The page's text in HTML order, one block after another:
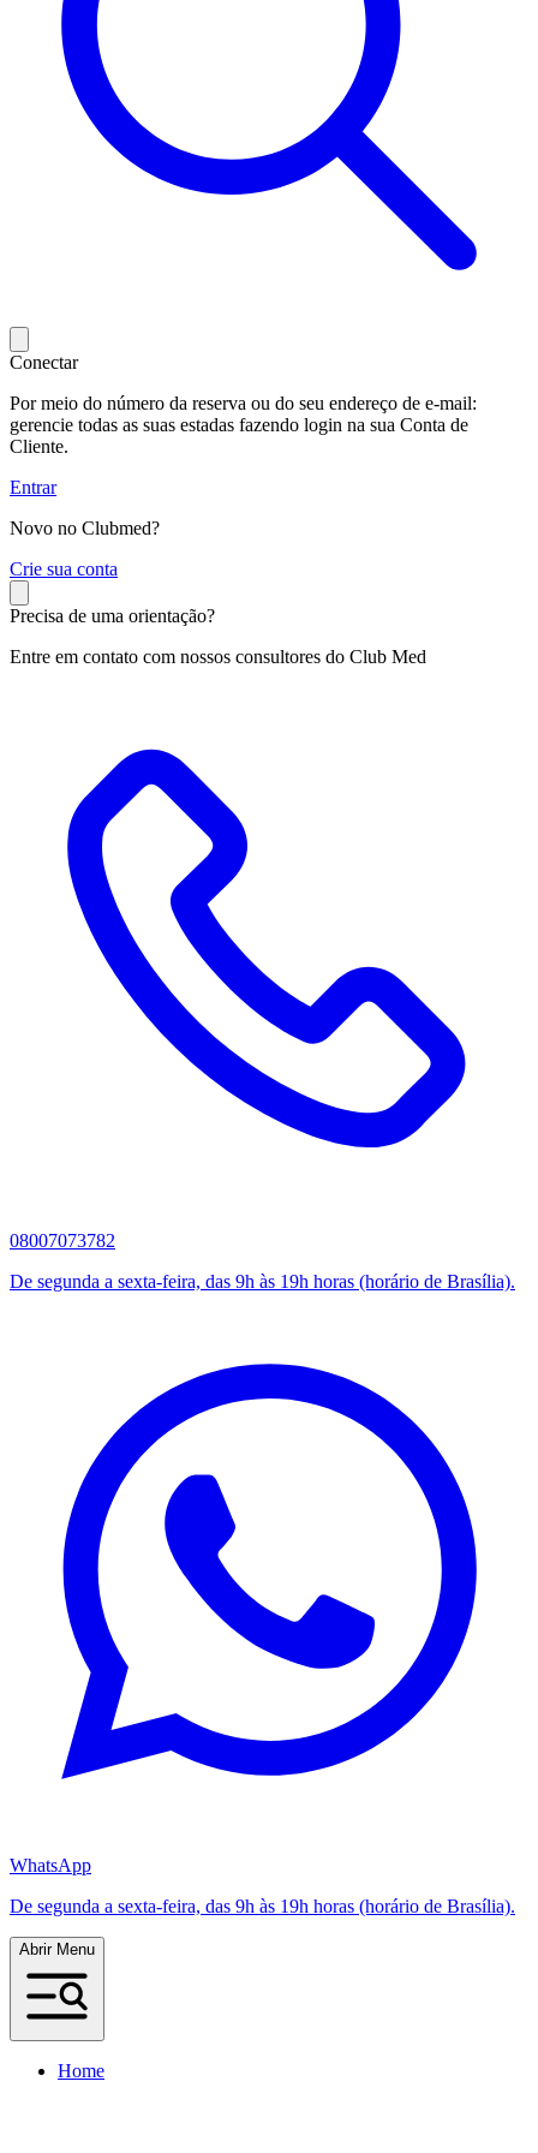
Conectar
Por meio do número da reserva ou do seu endereço de e-mail:
gerencie todas as suas estadas fazendo login na sua Conta de
Cliente.
Entrar
Novo no Clubmed?
Crie sua conta
Precisa de uma orientação?
Entre em contato com nossos consultores do Club Med
08007073782
De segunda a sexta-feira, das 9h às 19h horas (horário de Brasília).
WhatsApp
De segunda a sexta-feira, das 9h às 19h horas (horário de Brasília).
Abrir Menu
Home